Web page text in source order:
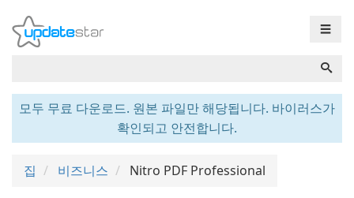
☰
모두 무료 다운로드. 원본 파일만 해당됩니다. 바이러스가
확인되고 안전합니다.
집 비즈니스 Nitro PDF Professional